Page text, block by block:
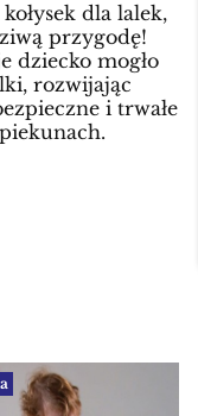
dla lalek,
przygodę!
dziecko mogło
rozwijając
i trwałe